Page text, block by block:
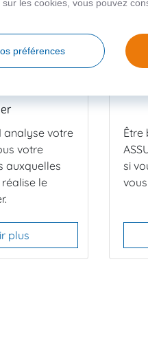
analyse votre
votre
auxquelles
le
plus
Être
si
les cookies, vous pouvez
préférences